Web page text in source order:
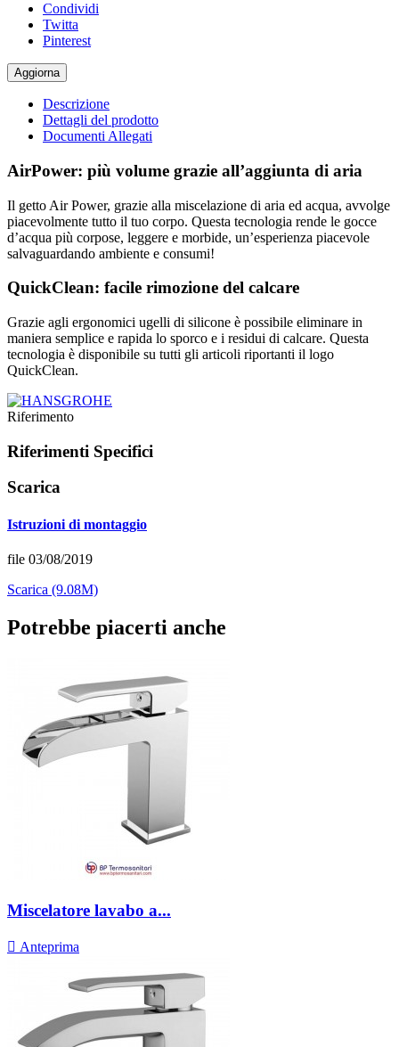
Condividi
Twitta
Pinterest
Descrizione
Dettagli del prodotto
Documenti Allegati
AirPower: più volume grazie all’aggiunta di aria
Il getto Air Power, grazie alla miscelazione di aria ed acqua, avvolge
piacevolmente tutto il tuo corpo. Questa tecnologia rende le gocce
d’acqua più corpose, leggere e morbide, un’esperienza piacevole
salvaguardando ambiente e consumi!
QuickClean: facile rimozione del calcare
Grazie agli ergonomici ugelli di silicone è possibile eliminare in
maniera semplice e rapida lo sporco e i residui di calcare. Questa
tecnologia è disponibile su tutti gli articoli riportanti il logo
QuickClean.
Riferimento
Riferimenti Specifici
Scarica
Istruzioni di montaggio
file 03/08/2019
Scarica (9.08M)
Potrebbe piacerti anche
Miscelatore lavabo a...
 Anteprima